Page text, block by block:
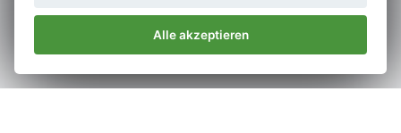
Impressum
Alle akzeptieren